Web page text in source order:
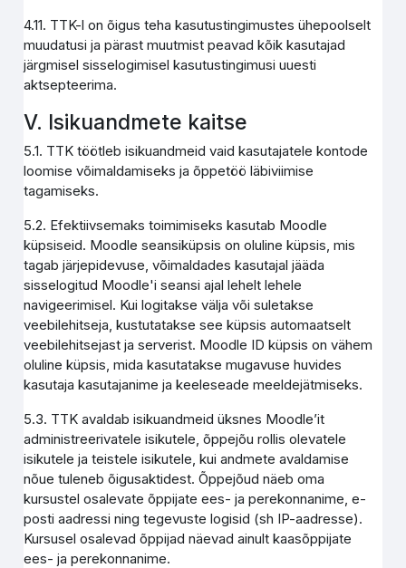
4.11. TTK-l on õigus teha kasutustingimustes ühepoolselt
muudatusi ja pärast muutmist peavad kõik kasutajad
järgmisel sisselogimisel kasutustingimusi uuesti
aktsepteerima.
V. Isikuandmete kaitse
5.1. TTK töötleb isikuandmeid vaid kasutajatele kontode
loomise võimaldamiseks ja õppetöö läbiviimise
tagamiseks.
5.2. Efektiivsemaks toimimiseks kasutab Moodle
küpsiseid. Moodle seansiküpsis on oluline küpsis, mis
tagab järjepidevuse, võimaldades kasutajal jääda
sisselogitud Moodle'i seansi ajal lehelt lehele
navigeerimisel. Kui logitakse välja või suletakse
veebilehitseja, kustutatakse see küpsis automaatselt
veebilehitsejast ja serverist. Moodle ID küpsis on vähem
oluline küpsis, mida kasutatakse mugavuse huvides
kasutaja kasutajanime ja keeleseade meeldejätmiseks.
5.3. TTK avaldab isikuandmeid üksnes Moodle’it
administreerivatele isikutele, õppejõu rollis olevatele
isikutele ja teistele isikutele, kui andmete avaldamise
nõue tuleneb õigusaktidest. Õppejõud näeb oma
kursustel osalevate õppijate ees- ja perekonnanime, e-
posti aadressi ning tegevuste logisid (sh IP-aadresse).
Kursusel osalevad õppijad näevad ainult kaasõppijate
ees- ja perekonnanime.